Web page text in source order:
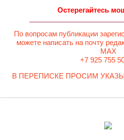
Остерегайтесь
По вопросам публикации
можете написать на почту
MAX
+7 925 755
В ПЕРЕПИСКЕ ПРОСИМ